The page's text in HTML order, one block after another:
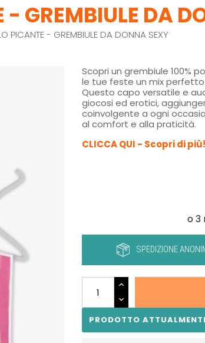
GREMBIULE DA
PICANTE - GREMBIULE DA DONNA SEXY
Scopri un grembiule 100%
le tue feste un mix
Questo capo versatile e
giocosi ed erotici,
coinvolgente a ogni
al comfort e alla praticità.
CLICCA QUI - Scopri di più!
SPEDIZIONE
PRODOTTO